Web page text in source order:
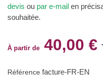
devis ou par e-mail en
souhaitée.
À partir de 40,00 €
Référence facture-FR-EN